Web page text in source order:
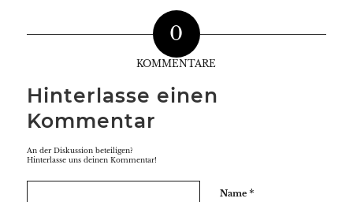
0
KOMMENTARE
Hinterlasse einen
Kommentar
An der Diskussion beteiligen?
Hinterlasse uns deinen Kommentar!
Name *